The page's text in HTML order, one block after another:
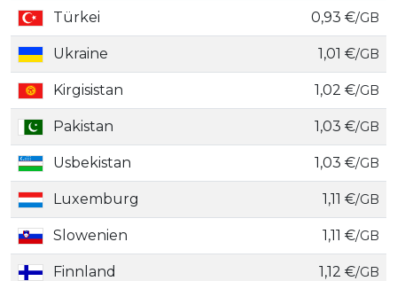
Türkei 0,93 €/GB
Ukraine 1,01 €/GB
Kirgisistan 1,02 €/GB
Pakistan 1,03 €/GB
Usbekistan 1,03 €/GB
Luxemburg 1,11 €/GB
Slowenien 1,11 €/GB
Finnland 1,12 €/GB